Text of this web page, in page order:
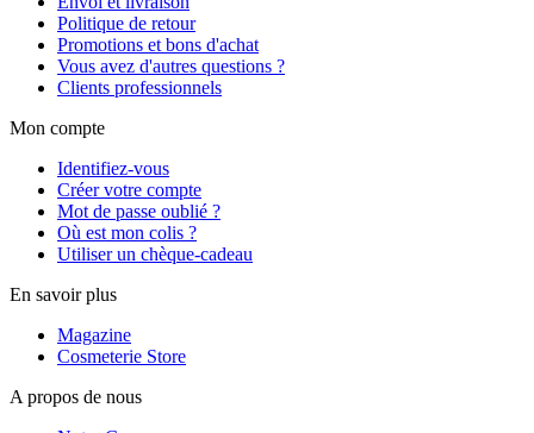
Politique de retour
Promotions et bons d'achat
Vous avez d'autres questions ?
Clients professionnels
Mon compte
Identifiez-vous
Créer votre compte
Mot de passe oublié ?
Où est mon colis ?
Utiliser un chèque-cadeau
En savoir plus
Magazine
Cosmeterie Store
A propos de nous